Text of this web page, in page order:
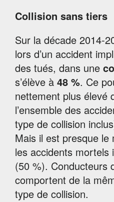
Collision sans tiers
Sur la décade 2014-
lors d’un accident
des tués, dans une
s’élève à 48 %. Ce
nettement plus élevé
l’ensemble des
type de collision
Mais il est presque
les accidents mortels
(50 %). Conducteurs
comportent de la
type de collision.